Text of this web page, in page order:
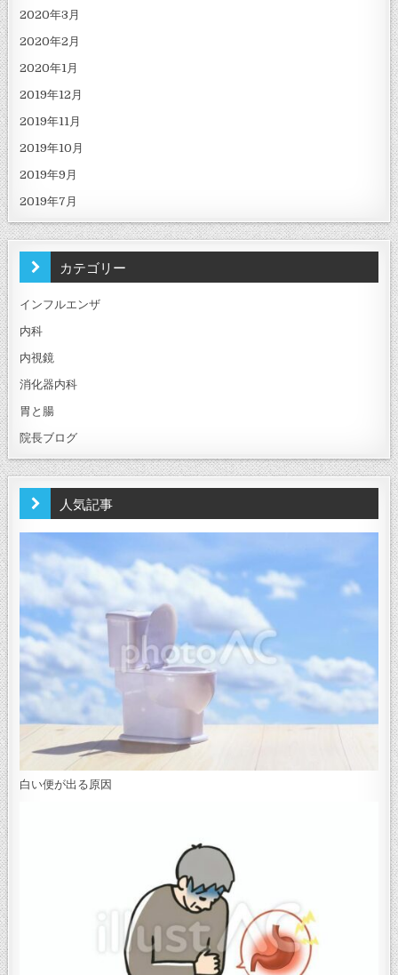
2020年3月
2020年2月
2020年1月
2019年12月
2019年11月
2019年10月
2019年9月
2019年7月
カテゴリー
インフルエンザ
内科
内視鏡
消化器内科
胃と腸
院長ブログ
人気記事
白い便が出る原因